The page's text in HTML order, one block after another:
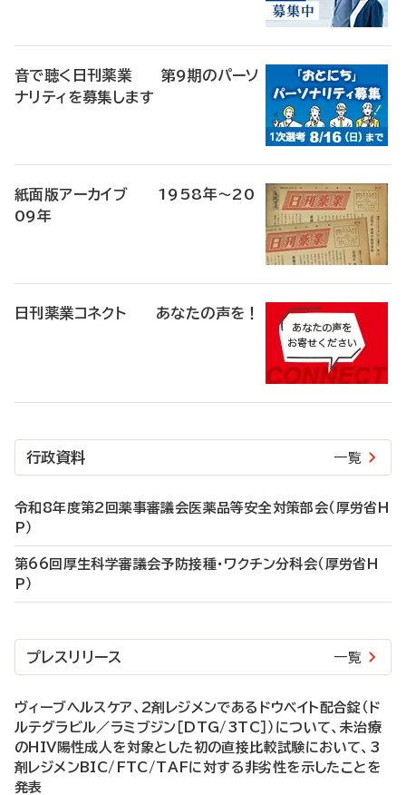
音で聴く日刊薬業 第9期のパーソ
ナリティを募集します
紙面版アーカイブ 1958年～20
09年
日刊薬業コネクト あなたの声を！
行政資料 一覧
令和8年度第2回薬事審議会医薬品等安全対策部会（厚労省H
P）
第66回厚生科学審議会予防接種・ワクチン分科会（厚労省H
P）
プレスリリース 一覧
ヴィーブヘルスケア、2剤レジメンであるドウベイト配合錠（ド
ルテグラビル／ラミブジン［DTG/3TC］）について、未治療
のHIV陽性成人を対象とした初の直接比較試験において、3
剤レジメンBIC/FTC/TAFに対する非劣性を示したことを
発表